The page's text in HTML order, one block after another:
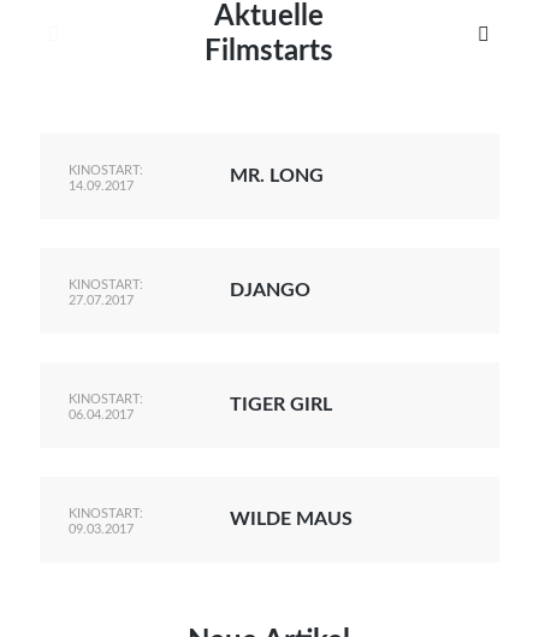
Aktuelle
Filmstarts

KINOSTART:
14.09.2017
MR. LONG
KINOSTART:
27.07.2017
DJANGO
KINOSTART:
06.04.2017
TIGER GIRL
KINOSTART:
09.03.2017
WILDE MAUS